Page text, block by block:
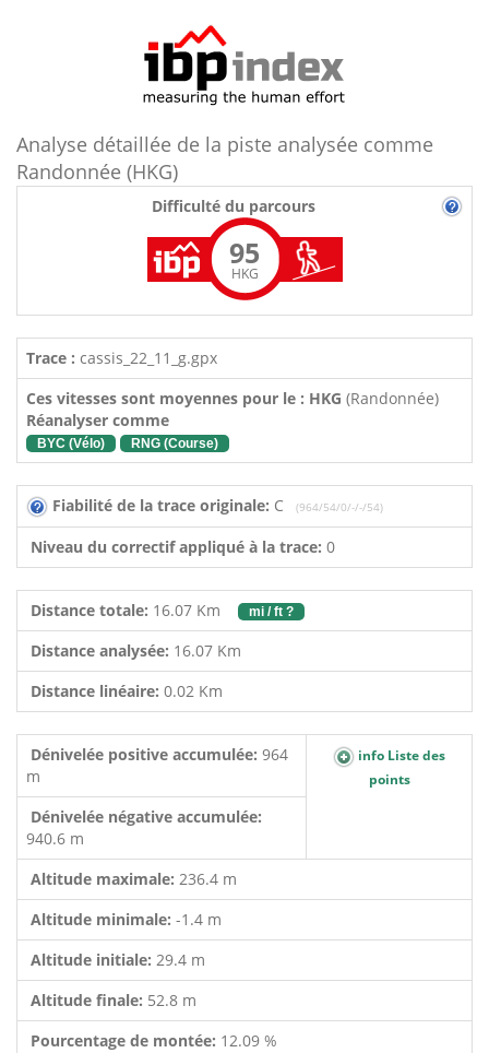
Analyse détaillée de la piste analysée comme
Randonnée (HKG)
Difficulté du parcours
95
HKG
Trace : cassis_22_11_g.gpx
Ces vitesses sont moyennes pour le : HKG (Randonnée)
Réanalyser comme
BYC (Vélo) RNG (Course)
Fiabilité de la trace originale: C (964/54/0/-/-/54)
Niveau du correctif appliqué à la trace: 0
Distance totale: 16.07 Km mi / ft ?
Distance analysée: 16.07 Km
Distance linéaire: 0.02 Km
Dénivelée positive accumulée: 964
m
info Liste des
points
Dénivelée négative accumulée:
940.6 m
Altitude maximale: 236.4 m
Altitude minimale: -1.4 m
Altitude initiale: 29.4 m
Altitude finale: 52.8 m
Pourcentage de montée: 12.09 %